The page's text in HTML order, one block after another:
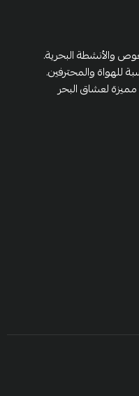
والأنشطة البحرية.
للهواة والمحترفين.
لعشاق البحر